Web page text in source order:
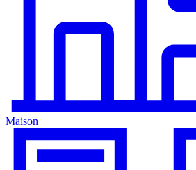
Maison